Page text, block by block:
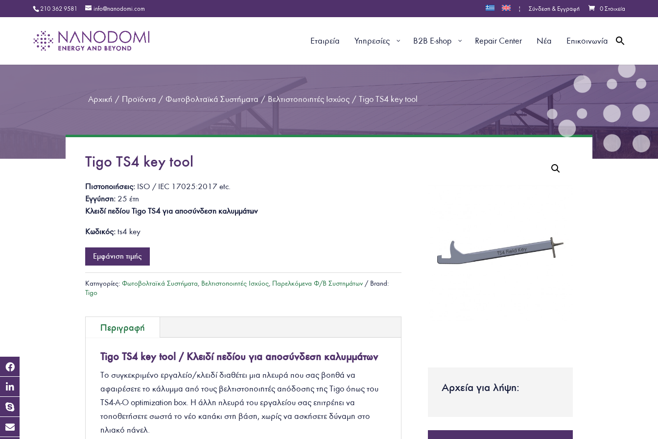
210 362 9581 info@nanodomi.com | Σύνδεση & Εγγραφή 0 Στοιχεία
Εταιρεία Υπηρεσίες B2B E-shop Repair Center Νέα Επικοινωνία
Αρχική / Προϊόντα / Φωτοβολταϊκά Συστήματα / Βελτιστοποιητές Ισχύος / Tigo TS4 key tool
Tigo TS4 key tool
Πιστοποιήσεις: ISO / IEC 17025:2017etc.
Εγγύηση: 25 έτη
Κλειδί πεδίου Tigo TS4 για αποσύνδεση καλυμμάτων
Κωδικός: ts4 key
Εμφάνιση τιμής
Κατηγορίες:Φωτοβολταϊκά Συστήματα, Βελτιστοποιητές Ισχύος, Παρελκόμενα Φ/Β Συστημάτων
Brand:
Tigo
Περιγραφή
Tigo TS4 key tool / Κλειδί πεδίου για αποσύνδεση καλυμμάτων
Το συγκεκριμένο εργαλείο/κλειδί διαθέτει μια πλευρά που σας βοηθά να
αφαιρέσετε το κάλυμμα από τους βελτιστοποιητές απόδοσης της Tigo όπως του
TS4-A-O optimization box. Η άλλη πλευρά του εργαλείου σας επιτρέπει να
τοποθετήσετε σωστά το νέο καπάκι στη βάση, χωρίς να ασκήσετε δύναμη στο
ηλιακό πάνελ.
Αρχεία για λήψη: